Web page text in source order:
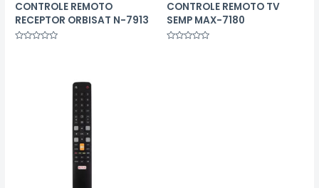
CONTROLE REMOTO
RECEPTOR ORBISAT N-7913
CONTROLE REMOTO TV
SEMP MAX-7180